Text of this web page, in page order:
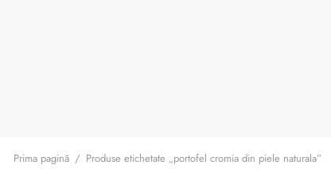
Prima pagină / Produse etichetate „portofel cromia din piele naturala”